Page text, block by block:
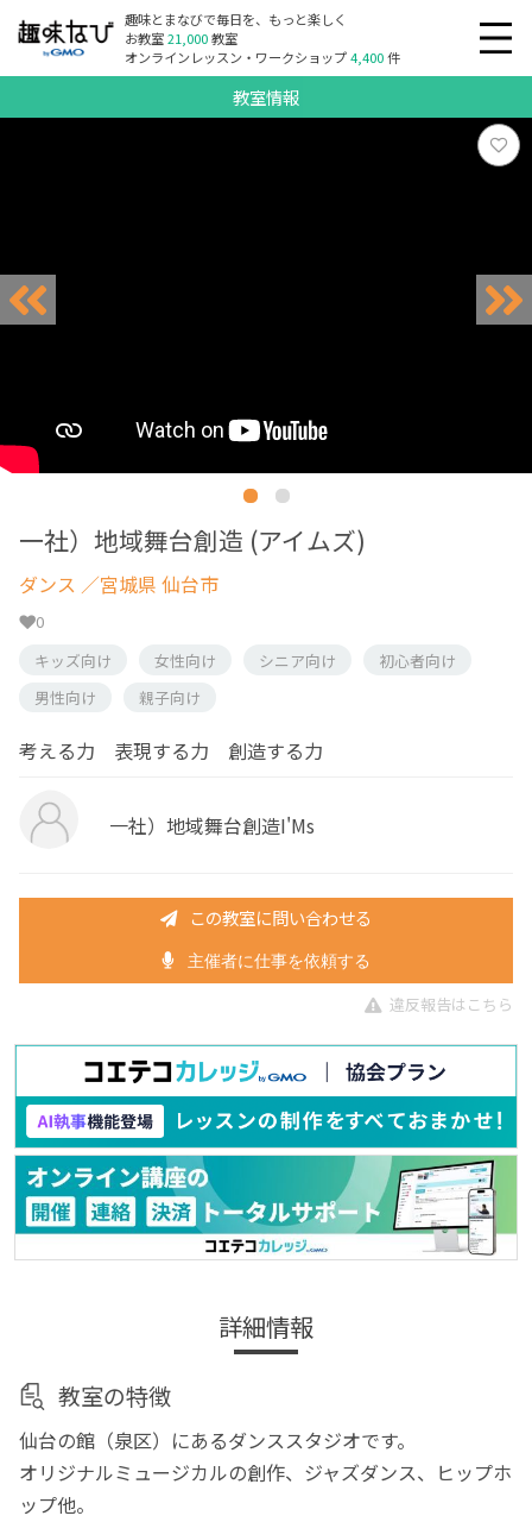
趣味とまなびで毎日を、もっと楽しく
お教室21,000教室
オンラインレッスン・ワークショップ4,400件
教室情報
一社）地域舞台創造 (アイムズ)
ダンス ／宮城県 仙台市
0
キッズ向け
女性向け シニア向け
初心者向け
男性向け
親子向け
考える力 表現する力 創造する力
一社）地域舞台創造I'Ms
この教室に問い合わせる
主催者に仕事を依頼する
違反報告はこちら
詳細情報
教室の特徴
仙台の館（泉区）にあるダンススタジオです。
オリジナルミュージカルの創作、ジャズダンス、ヒップホ
ップ他。